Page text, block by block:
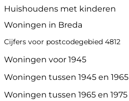
Huishoudens met kinderen
Woningen in Breda
Cijfers voor postcodegebied 4812
Woningen voor 1945
Woningen tussen 1945 en 1965
Woningen tussen 1965 en 1975